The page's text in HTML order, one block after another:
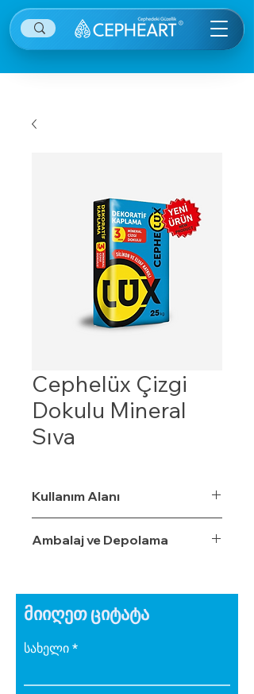
Cephelüx Çizgi
Dokulu Mineral
Sıva
Kullanım Alanı
Ambalaj ve Depolama
მიიღეთ ციტატა
სახელი